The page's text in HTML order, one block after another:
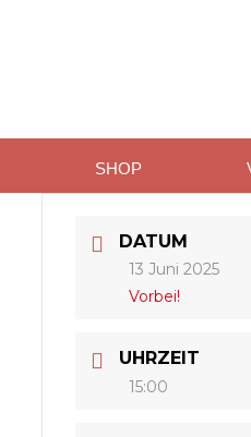
SHOP
DATUM
13 Juni 2025
Vorbei!
UHRZEIT
15:00